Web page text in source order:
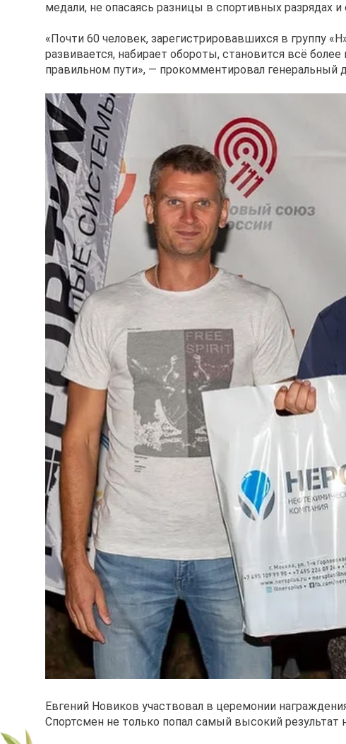
медали, не опасаясь разницы в спортивных разрядах
«Почти 60 человек, зарегистрировавшихся в группу
развивается, набирает обороты, становится всё
правильном пути», — прокомментировал генеральный
Евгений Новиков участвовал в церемонии
Спортсмен не только попал самый высокий